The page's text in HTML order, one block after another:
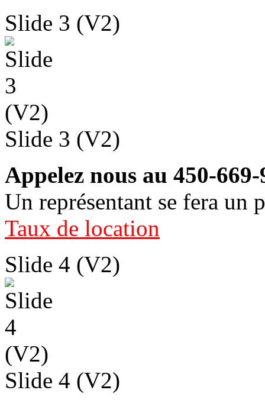
Slide 3 (V2)
Slide 3 (V2)
Appelez nous au 450-669-
Un représentant se fera un
Taux de location
Slide 4 (V2)
Slide 4 (V2)